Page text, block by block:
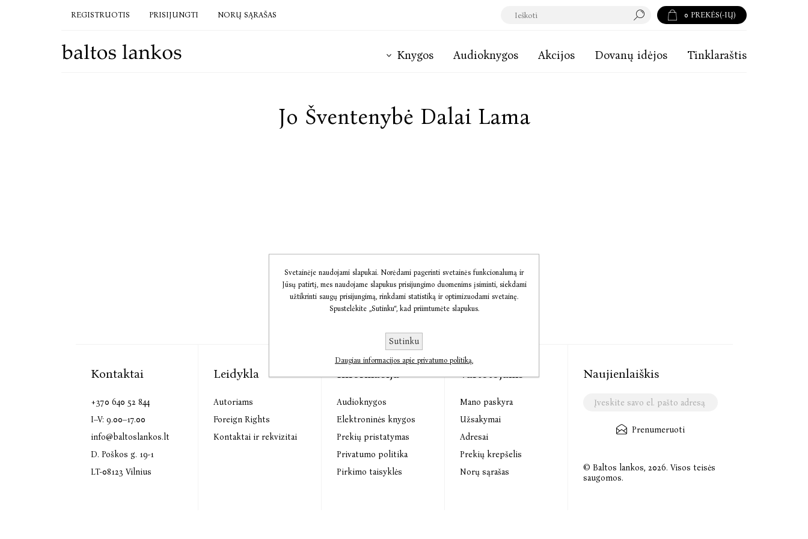
REGISTRUOTIS PRISIJUNGTI NORŲ SĄRAŠAS 0 PREKĖS(-IŲ)
Knygos Audioknygos Akcijos Dovanų idėjos Tinklaraštis
Jo Šventenybė Dalai Lama
Kontaktai
+370 640 52 844
I–V: 9.00–17.00
info@baltoslankos.lt
D. Poškos g. 19-1
LT-08123 Vilnius
Leidykla
Autoriams
Foreign Rights
Kontaktai ir rekvizitai
Informacija
Audioknygos
Elektroninės knygos
Prekių pristatymas
Privatumo politika
Pirkimo taisyklės
Vartotojams
Mano paskyra
Užsakymai
Adresai
Prekių krepšelis
Norų sąrašas
Naujienlaiškis
Prenumeruoti
© Baltos lankos, 2026. Visos teisės
saugomos.
Svetainėje naudojami slapukai. Norėdami pagerinti svetainės funkcionalumą ir
Jūsų patirtį, mes naudojame slapukus prisijungimo duomenims įsiminti, siekdami
užtikrinti saugų prisijungimą, rinkdami statistiką ir optimizuodami svetainę.
Spustelėkite „Sutinku“, kad priimtumėte slapukus.
Sutinku
Daugiau informacijos apie privatumo politiką.